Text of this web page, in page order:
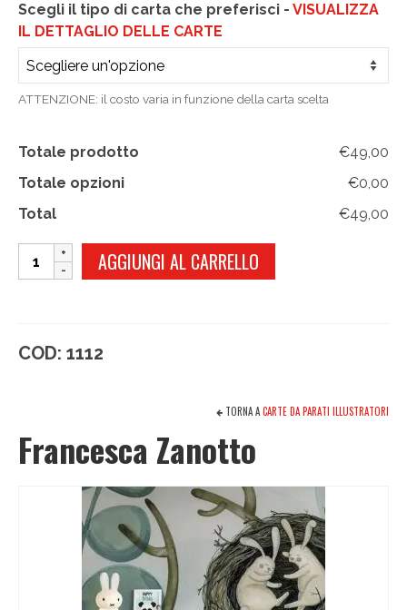
Scegli il tipo di carta che preferisci - VISUALIZZA
IL DETTAGLIO DELLE CARTE
ATTENZIONE: il costo varia in funzione della carta scelta
Totale prodotto
€49,00
Totale opzioni
€0,00
Total
€49,00
BIANCHI
AGGIUNGI AL CARRELLO
COD: 1112
TORNA ACARTE DA PARATI ILLUSTRATORI
Francesca Zanotto